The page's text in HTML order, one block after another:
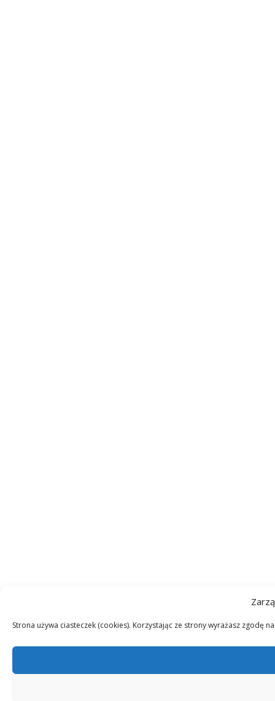
Strona używa ciasteczek (cookies). Korzystając ze strony wyrażasz zgodę